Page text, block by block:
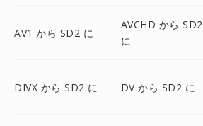
AV1 から SD2 に
AVCHD から SD2
に
DIVX から SD2 に DV から SD2 に